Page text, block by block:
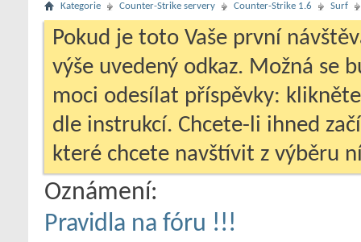
Kategorie Counter-Strike servery Counter-Strike 1.6 Surf
Pokud je toto Vaše první
výše uvedený odkaz. Možná se
moci odesílat příspěvky:
dle instrukcí. Chcete-li ihned
které chcete navštívit z výběru
Oznámení:
Pravidla na fóru !!!